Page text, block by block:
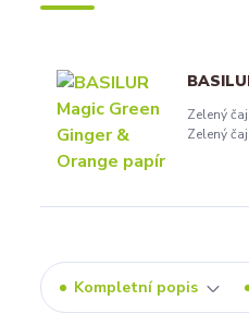
Zelený
Zelený
Kompletní popis